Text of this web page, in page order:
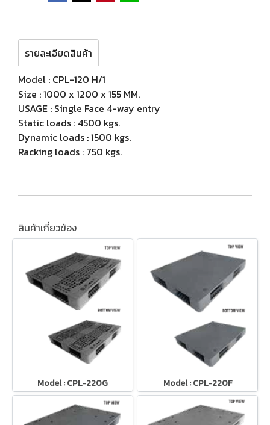
รายละเอียดสินค้า
Model : CPL-120 H/1
Size : 1000 x 1200 x 155 MM.
USAGE : Single Face 4-way entry
Static loads : 4500 kgs.
Dynamic loads : 1500 kgs.
Racking loads : 750 kgs.
สินค้าเกี่ยวข้อง
Model : CPL-220G Model : CPL-220F